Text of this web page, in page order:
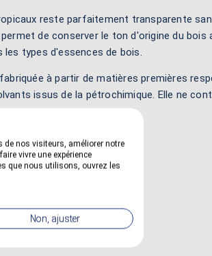
reste parfaitement transparente
de conserver le ton d'origine du
types d'essences de bois.
à partir de matières premières
issus de la pétrochimique. Elle ne
de nos visiteurs, améliorer notre
vivre une expérience
que nous utilisons, ouvrez les
Non, ajuster